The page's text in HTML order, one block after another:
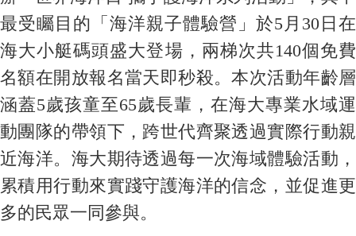
最受矚目的「海洋親子體驗營」於5月30日在
海大小艇碼頭盛大登場，兩梯次共140個免費
名額在開放報名當天即秒殺。本次活動年齡層
涵蓋5歲孩童至65歲長輩，在海大專業水域運
動團隊的帶領下，跨世代齊聚透過實際行動親
近海洋。海大期待透過每一次海域體驗活動，
累積用行動來實踐守護海洋的信念，並促進更
多的民眾一同參與。